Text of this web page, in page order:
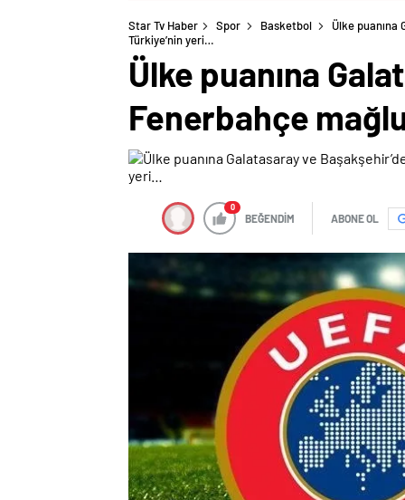
Star Tv Haber Spor Basketbol
Ülke puanına
Türkiye’nin yeri…
Ülke puanına
Fenerbahçe
0
BEĞENDİM ABONE OL